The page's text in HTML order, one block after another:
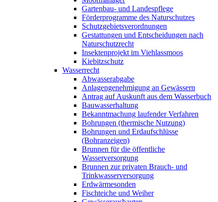
Gartenbau- und Landespflege
Förderprogramme des Naturschutzes
Schutzgebietsverordnungen
Gestattungen und Entscheidungen nach
Naturschutzrecht
Insektenprojekt im Viehlassmoos
Kiebitzschutz
Wasserrecht
Abwasserabgabe
Anlagengenehmigung an Gewässern
Antrag auf Auskunft aus dem Wasserbuch
Bauwasserhaltung
Bekanntmachung laufender Verfahren
Bohrungen (thermische Nutzung)
Bohrungen und Erdaufschlüsse
(Bohranzeigen)
Brunnen für die öffentliche
Wasserversorgung
Brunnen zur privaten Brauch- und
Trinkwasserversorgung
Erdwärmesonden
Fischteiche und Weiher